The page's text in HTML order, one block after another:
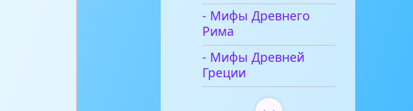
- Мифы Древнего
Рима
- Мифы Древней
Греции